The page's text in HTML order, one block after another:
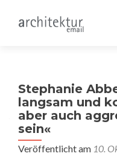
Stephanie
langsam und
aber auch
sein«
Veröffentlicht am 10.